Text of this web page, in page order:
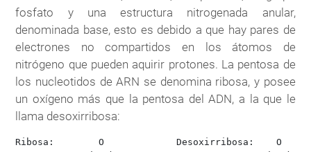
fosfato y una estructura nitrogenada anular,
denominada base, esto es debido a que hay pares de
electrones no compartidos en los átomos de
nitrógeno que pueden aquirir protones. La pentosa de
los nucleotidos de ARN se denomina ribosa, y posee
un oxígeno más que la pentosa del ADN, a la que le
llama desoxirribosa:
Ribosa:        O             Desoxirribosa:    O